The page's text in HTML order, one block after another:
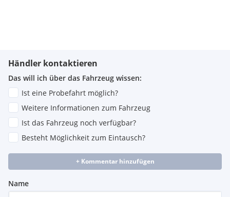
Händler kontaktieren
Das will ich über das Fahrzeug wissen:
Ist eine Probefahrt möglich?
Weitere Informationen zum Fahrzeug
Ist das Fahrzeug noch verfügbar?
Besteht Möglichkeit zum Eintausch?
+ Kommentar hinzufügen
Name